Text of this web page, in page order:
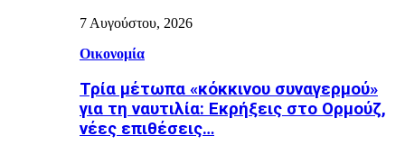
7 Αυγούστου, 2026
Οικονομία
Τρία μέτωπα «κόκκινου συναγερμού»
για τη ναυτιλία: Εκρήξεις στο Ορμούζ,
νέες επιθέσεις…